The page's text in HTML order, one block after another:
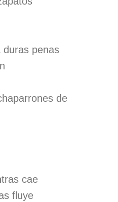
duras penas
de
cae
fluye